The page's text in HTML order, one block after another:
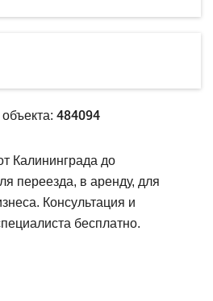
484094
Калининграда до
переезда, в аренду, для
Консультация и
бесплатно.